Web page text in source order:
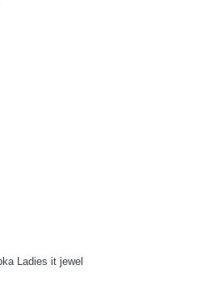
Ladies it jewel